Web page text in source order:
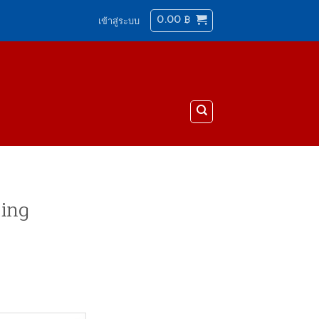
เข้าสู่ระบบ 0.00฿